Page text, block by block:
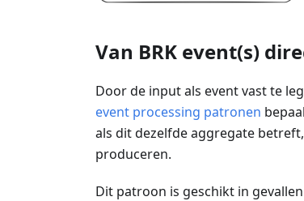
Van BRK event(s)
Door de input als event vast te
event processing patronen
als dit dezelfde aggregate
produceren.
Dit patroon is geschikt in